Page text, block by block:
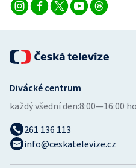
Short track
Triatlon
Veslování
Divácké centrum
každý všední den:8:00—16:00
261 136 113
info@ceskatelevize.cz